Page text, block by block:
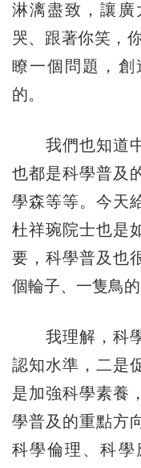
淋漓盡致，讓
哭、跟著你笑，
瞭一個問題，創
的。
我們也知道中
也都是科學普及
學森等等。今天
杜祥琬院士也是
要，科學普及也
個輪子、一隻鳥
我理解，科學
認知水準，二是
是加強科學素養
學普及的重點方
科學倫理、科